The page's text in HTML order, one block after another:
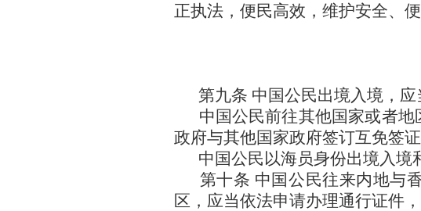
正执法，便民高效，维护安全、
第九条 中国公民出境入境，
中国公民前往其他国家或者
政府与其他国家政府签订互免签
中国公民以海员身份出境入境
第十条 中国公民往来内地与
区，应当依法申请办理通行证件